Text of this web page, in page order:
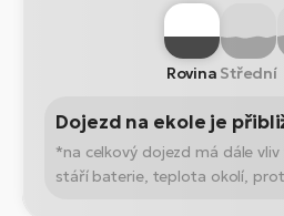
Rovina Střední
Dojezd na ekole je
*na celkový dojezd má dále
stáří baterie, teplota okolí,